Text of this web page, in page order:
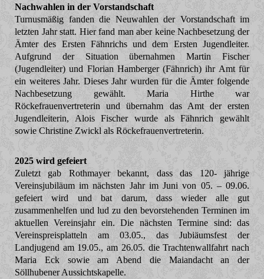
Nachwahlen in der Vorstandschaft
Turnusmäßig fanden die Neuwahlen der Vorstandschaft im
letzten Jahr statt. Hier fand man aber keine Nachbesetzung der
Ämter des Ersten Fähnrichs und dem Ersten Jugendleiter.
Aufgrund der Situation übernahmen Martin Fischer
(Jugendleiter) und Florian Hamberger (Fähnrich) ihr Amt für
ein weiteres Jahr. Dieses Jahr wurden für die Ämter folgende
Nachbesetzung gewählt. Maria Hirthe war
Röckefrauenvertreterin und übernahm das Amt der ersten
Jugendleiterin, Alois Fischer wurde als Fähnrich gewählt
sowie Christine Zwickl als Röckefrauenvertreterin.
2025 wird gefeiert
Zuletzt gab Rothmayer bekannt, dass das 120- jährige
Vereinsjubiläum im nächsten Jahr im Juni von 05. – 09.06.
gefeiert wird und bat darum, dass wieder alle gut
zusammenhelfen und lud zu den bevorstehenden Terminen im
aktuellen Vereinsjahr ein. Die nächsten Termine sind: das
Vereinspreisplatteln am 03.05., das Jubiäumsfest der
Landjugend am 19.05., am 26.05. die Trachtenwallfahrt nach
Maria Eck sowie am Abend die Maiandacht an der
Söllhubener Aussichtskapelle.